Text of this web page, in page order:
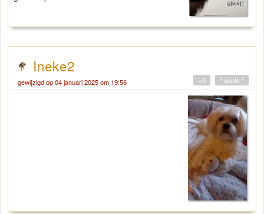
Ineke2
gewijzigd op 04 januari 2025 om 19:56 " quote "
+0